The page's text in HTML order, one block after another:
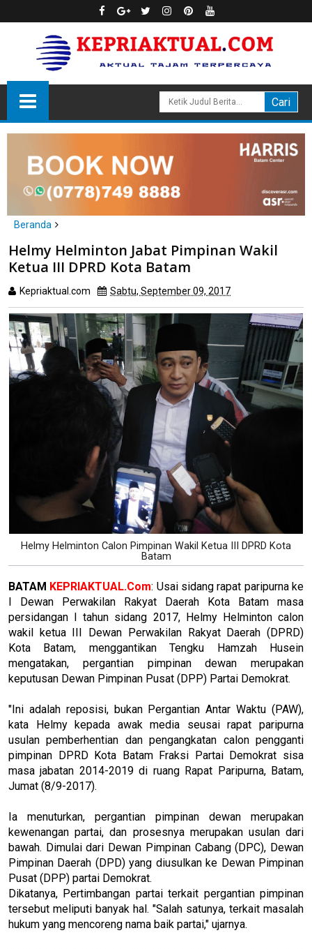
Beranda
headline
politik
Helmy Helminton Jabat Pimpinan Wakil Ketua III DPRD Kota
Helmy Helminton Jabat Pimpinan Wakil
Ketua III DPRD Kota Batam
Kepriaktual.com Sabtu, September 09, 2017
Helmy Helminton Calon Pimpinan Wakil Ketua III DPRD Kota
Batam
BATAM KEPRIAKTUAL.Com: Usai sidang rapat paripurna ke
I Dewan Perwakilan Rakyat Daerah Kota Batam masa
persidangan I tahun sidang 2017, Helmy Helminton calon
wakil ketua III Dewan Perwakilan Rakyat Daerah (DPRD)
Kota Batam, menggantikan Tengku Hamzah Husein
mengatakan, pergantian pimpinan dewan merupakan
keputusan Dewan Pimpinan Pusat (DPP) Partai Demokrat.
"Ini adalah reposisi, bukan Pergantian Antar Waktu (PAW),
kata Helmy kepada awak media seusai rapat paripurna
usulan pemberhentian dan pengangkatan calon pengganti
pimpinan DPRD Kota Batam Fraksi Partai Demokrat sisa
masa jabatan 2014-2019 di ruang Rapat Paripurna, Batam,
Jumat (8/9-2017).
Ia menuturkan, pergantian pimpinan dewan merupakan
kewenangan partai, dan prosesnya merupakan usulan dari
bawah. Dimulai dari Dewan Pimpinan Cabang (DPC), Dewan
Pimpinan Daerah (DPD) yang diusulkan ke Dewan Pimpinan
Pusat (DPP) partai Demokrat.
Dikatanya, Pertimbangan partai terkait pergantian pimpinan
tersebut meliputi banyak hal. "Salah satunya, terkait masalah
hukum yang mencoreng nama baik partai," ujarnya.